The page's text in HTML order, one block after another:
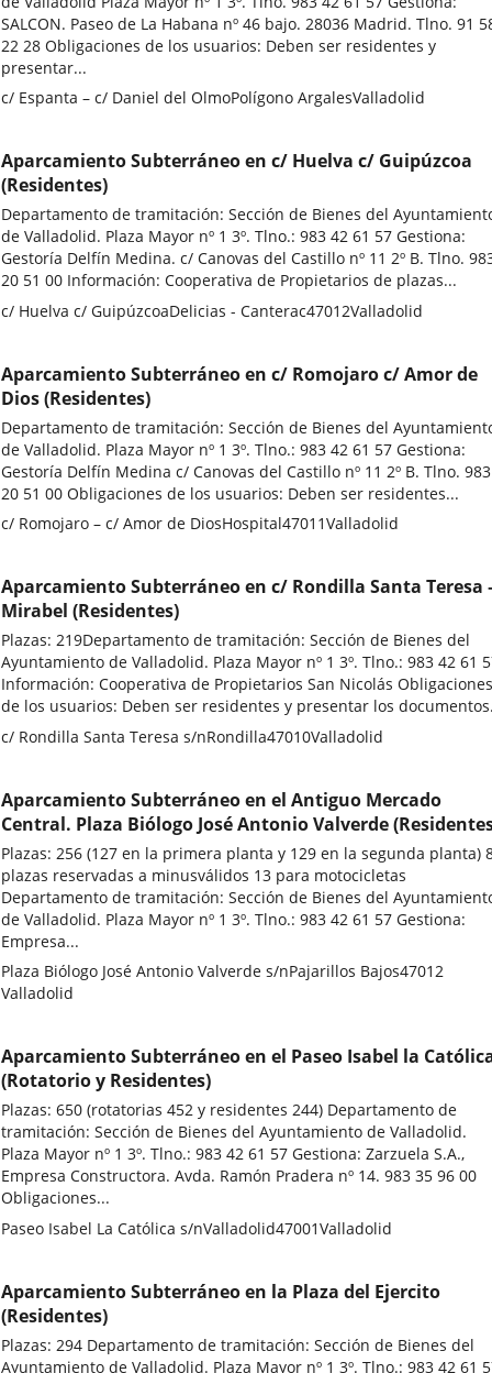
SALCON. Paseo de La Habana nº 46 bajo. 28036 Madrid. Tlno. 91
22 28 Obligaciones de los usuarios: Deben ser residentes y
presentar...
Adresse
c/ Espanta – c/ Daniel del OlmoPolígono ArgalesValladolid
Aparcamiento Subterráneo en c/ Huelva c/ Guipúzcoa
(Residentes)
Departamento de tramitación: Sección de Bienes del
de Valladolid. Plaza Mayor nº 1 3º. Tlno.: 983 42 61 57 Gestiona:
Gestoría Delfín Medina. c/ Canovas del Castillo nº 11 2º B. Tlno.
20 51 00 Información: Cooperativa de Propietarios de plazas...
Adresse
c/ Huelva c/ GuipúzcoaDelicias - Canterac47012Valladolid
Aparcamiento Subterráneo en c/ Romojaro c/ Amor de
Dios (Residentes)
Departamento de tramitación: Sección de Bienes del
de Valladolid. Plaza Mayor nº 1 3º. Tlno.: 983 42 61 57 Gestiona:
Gestoría Delfín Medina c/ Canovas del Castillo nº 11 2º B. Tlno. 983
20 51 00 Obligaciones de los usuarios: Deben ser residentes...
Adresse
c/ Romojaro – c/ Amor de DiosHospital47011Valladolid
Aparcamiento Subterráneo en c/ Rondilla Santa Teresa
Mirabel (Residentes)
Plazas: 219Departamento de tramitación: Sección de Bienes del
Ayuntamiento de Valladolid. Plaza Mayor nº 1 3º. Tlno.: 983 42 61
Información: Cooperativa de Propietarios San Nicolás Obligaciones
de los usuarios: Deben ser residentes y presentar los
Adresse
c/ Rondilla Santa Teresa s/nRondilla47010Valladolid
Aparcamiento Subterráneo en el Antiguo Mercado
Central. Plaza Biólogo José Antonio Valverde
Plazas: 256 (127 en la primera planta y 129 en la segunda planta)
plazas reservadas a minusválidos 13 para motocicletas
Departamento de tramitación: Sección de Bienes del
de Valladolid. Plaza Mayor nº 1 3º. Tlno.: 983 42 61 57 Gestiona:
Empresa...
Adresse
postale
Plaza Biólogo José Antonio Valverde s/nPajarillos Bajos47012
Valladolid
Aparcamiento Subterráneo en el Paseo Isabel la
(Rotatorio y Residentes)
Plazas: 650 (rotatorias 452 y residentes 244) Departamento de
tramitación: Sección de Bienes del Ayuntamiento de Valladolid.
Plaza Mayor nº 1 3º. Tlno.: 983 42 61 57 Gestiona: Zarzuela S.A.,
Empresa Constructora. Avda. Ramón Pradera nº 14. 983 35 96 00
Obligaciones...
Adresse
Paseo Isabel La Católica s/nValladolid47001Valladolid
Aparcamiento Subterráneo en la Plaza del Ejercito
(Residentes)
Plazas: 294 Departamento de tramitación: Sección de Bienes del
Ayuntamiento de Valladolid. Plaza Mayor nº 1 3º. Tlno.: 983 42 61